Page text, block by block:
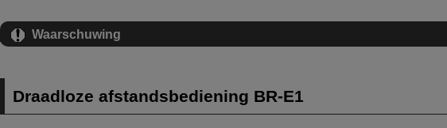
Waarschuwing
Draadloze afstandsbediening BR-E1